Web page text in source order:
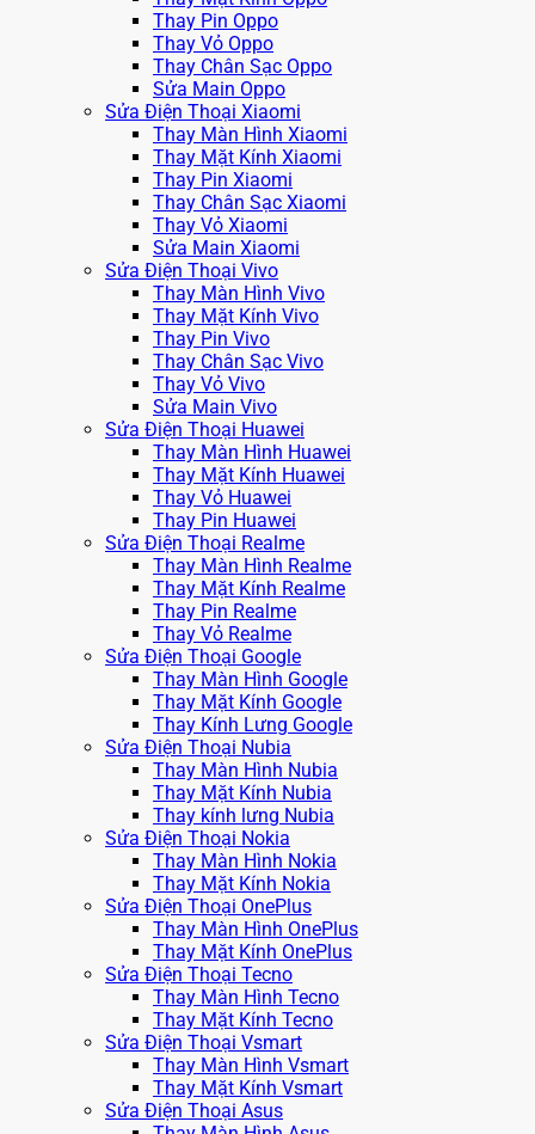
Thay Pin Oppo
Thay Vỏ Oppo
Thay Chân Sạc Oppo
Sửa Main Oppo
Sửa Điện Thoại Xiaomi
Thay Màn Hình Xiaomi
Thay Mặt Kính Xiaomi
Thay Pin Xiaomi
Thay Chân Sạc Xiaomi
Thay Vỏ Xiaomi
Sửa Main Xiaomi
Sửa Điện Thoại Vivo
Thay Màn Hình Vivo
Thay Mặt Kính Vivo
Thay Pin Vivo
Thay Chân Sạc Vivo
Thay Vỏ Vivo
Sửa Main Vivo
Sửa Điện Thoại Huawei
Thay Màn Hình Huawei
Thay Mặt Kính Huawei
Thay Vỏ Huawei
Thay Pin Huawei
Sửa Điện Thoại Realme
Thay Màn Hình Realme
Thay Mặt Kính Realme
Thay Pin Realme
Thay Vỏ Realme
Sửa Điện Thoại Google
Thay Màn Hình Google
Thay Mặt Kính Google
Thay Kính Lưng Google
Sửa Điện Thoại Nubia
Thay Màn Hình Nubia
Thay Mặt Kính Nubia
Thay kính lưng Nubia
Sửa Điện Thoại Nokia
Thay Màn Hình Nokia
Thay Mặt Kính Nokia
Sửa Điện Thoại OnePlus
Thay Màn Hình OnePlus
Thay Mặt Kính OnePlus
Sửa Điện Thoại Tecno
Thay Màn Hình Tecno
Thay Mặt Kính Tecno
Sửa Điện Thoại Vsmart
Thay Màn Hình Vsmart
Thay Mặt Kính Vsmart
Sửa Điện Thoại Asus